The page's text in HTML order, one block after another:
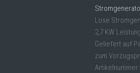
Lose
2,7 KW
Geliefert auf
zum